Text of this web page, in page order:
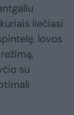
liečiasi
lovos
su